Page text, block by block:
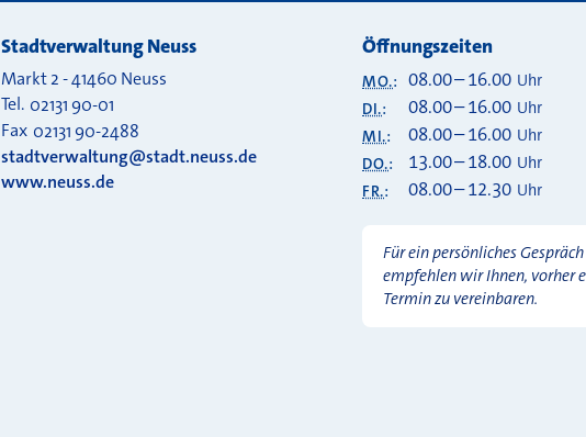
Stadtverwaltung Neuss
Markt 2-41460 Neuss
Tel. 02131 90-01
Fax 02131 90-2488
stadtverwaltung@stadt.neuss.de
www.neuss.de
Öffnungszeiten
MO.: 08.00–16.00 Uhr
DI.: 08.00–16.00 Uhr
MI.: 08.00–16.00 Uhr
DO.: 13.00–18.00 Uhr
FR.: 08.00–12.30 Uhr
Für ein persönliches Gespräch
empfehlen wir Ihnen, vorher
Termin zu vereinbaren.